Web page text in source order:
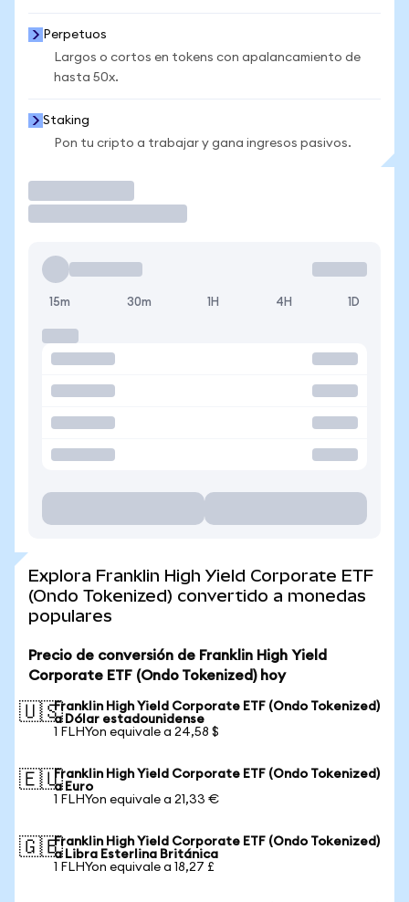
Perpetuos
Largos o cortos en tokens con apalancamiento de
hasta 50x.
Staking
Pon tu cripto a trabajar y gana ingresos pasivos.
15m 30m 1H 4H 1D
Explora Franklin High Yield Corporate ETF
(Ondo Tokenized) convertido a monedas
populares
Precio de conversión de Franklin High Yield
Corporate ETF (Ondo Tokenized) hoy
🇺🇸Franklin High Yield Corporate ETF (Ondo Tokenized)
a Dólar estadounidense
1 FLHYon equivale a 24,58 $
🇪🇺Franklin High Yield Corporate ETF (Ondo Tokenized)
a Euro
1 FLHYon equivale a 21,33 €
🇬🇧Franklin High Yield Corporate ETF (Ondo Tokenized)
a Libra Esterlina Británica
1 FLHYon equivale a 18,27 £